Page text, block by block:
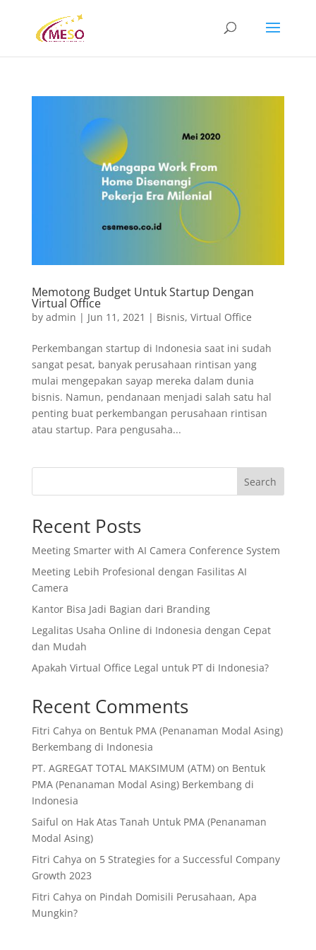
Memotong Budget Untuk Startup Dengan
Virtual Office
by admin | Jun 11, 2021 | Bisnis, Virtual Office
Perkembangan startup di Indonesia saat ini sudah
sangat pesat, banyak perusahaan rintisan yang
mulai mengepakan sayap mereka dalam dunia
bisnis. Namun, pendanaan menjadi salah satu hal
penting buat perkembangan perusahaan rintisan
atau startup. Para pengusaha...
Search
Recent Posts
Meeting Smarter with AI Camera Conference System
Meeting Lebih Profesional dengan Fasilitas AI
Camera
Kantor Bisa Jadi Bagian dari Branding
Legalitas Usaha Online di Indonesia dengan Cepat
dan Mudah
Apakah Virtual Office Legal untuk PT di Indonesia?
Recent Comments
Fitri Cahya on Bentuk PMA (Penanaman Modal Asing)
Berkembang di Indonesia
PT. AGREGAT TOTAL MAKSIMUM (ATM)on Bentuk
PMA (Penanaman Modal Asing) Berkembang di
Indonesia
Saiful on Hak Atas Tanah Untuk PMA (Penanaman
Modal Asing)
Fitri Cahya on 5 Strategies for a Successful Company
Growth 2023
Fitri Cahya on Pindah Domisili Perusahaan, Apa
Mungkin?